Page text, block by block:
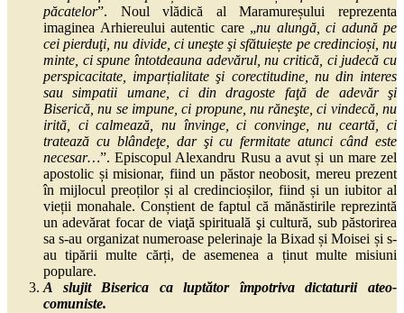
păcatelor”. Noul vlădică al Maramureșului reprezenta
imaginea Arhiereului autentic care „nu alungă, ci adună pe
cei pierduţi, nu divide, ci uneşte şi sfătuiește pe credincioși, nu
minte, ci spune întotdeauna adevărul, nu critică, ci judecă cu
perspicacitate, imparțialitate şi corectitudine, nu din interes
sau simpatii umane, ci din dragoste faţă de adevăr şi
Biserică, nu se impune, ci propune, nu răneşte, ci vindecă, nu
irită, ci calmează, nu învinge, ci convinge, nu ceartă, ci
tratează cu blândeţe, dar şi cu fermitate atunci când este
necesar…”. Episcopul Alexandru Rusu a avut și un mare zel
apostolic și misionar, fiind un păstor neobosit, mereu prezent
în mijlocul preoților și al credincioșilor, fiind și un iubitor al
vieții monahale. Conștient de faptul că mănăstirile reprezintă
un adevărat focar de viaţă spirituală şi cultură, sub păstorirea
sa s-au organizat numeroase pelerinaje la Bixad și Moisei și s-
au tipării multe cărți, de asemenea a ținut multe misiuni
populare.
A slujit Biserica ca luptător împotriva dictaturii ateo-
comuniste.